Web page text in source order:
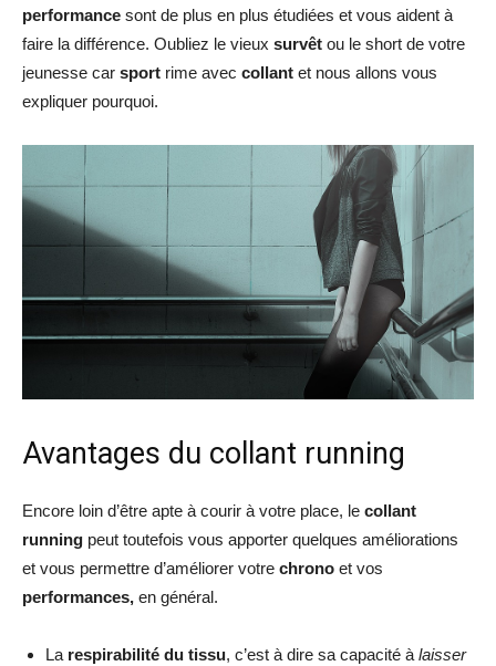
performance sont de plus en plus étudiées et vous aident à
faire la différence. Oubliez le vieux survêt ou le short de votre
jeunesse car sport rime avec collant et nous allons vous
expliquer pourquoi.
Avantages du collant running
Encore loin d’être apte à courir à votre place, le collant
running peut toutefois vous apporter quelques améliorations
et vous permettre d’améliorer votre chrono et vos
performances, en général.
La respirabilité du tissu, c’est à dire sa capacité à laisser